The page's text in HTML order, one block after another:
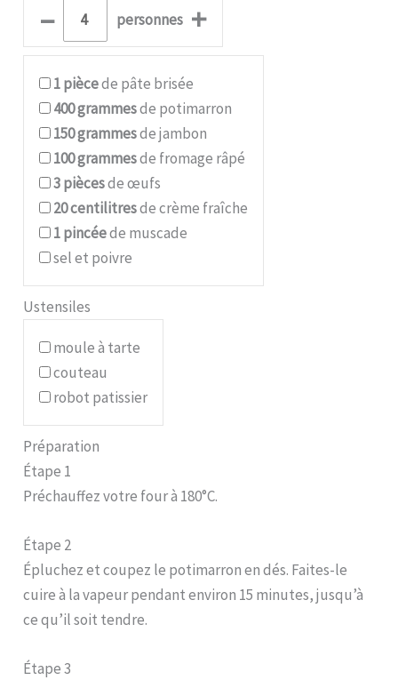
– personnes +
1piècede pâte brisée
400grammesde potimarron
150grammesde jambon
100grammesde fromage râpé
3piècesde œufs
20centilitresde crème fraîche
1pincéede muscade
sel et poivre
Ustensiles
moule à tarte
couteau
robot patissier
Préparation
Étape 1
Préchauffez votre four à 180°C.
Étape 2
Épluchez et coupez le potimarron en dés. Faites-le
cuire à la vapeur pendant environ 15 minutes, jusqu’à
ce qu’il soit tendre.
Étape 3